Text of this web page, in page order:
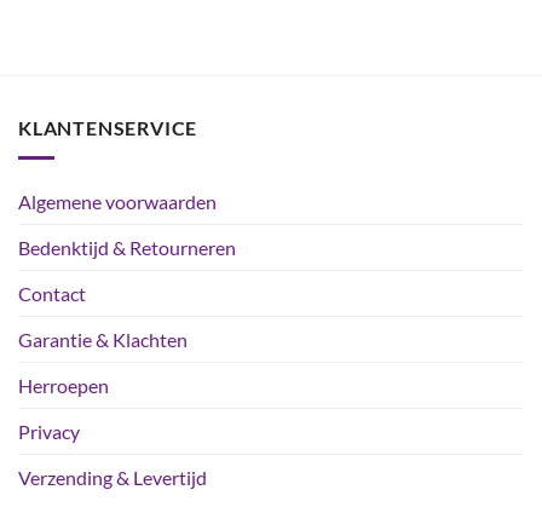
KLANTENSERVICE
Algemene voorwaarden
Bedenktijd & Retourneren
Contact
Garantie & Klachten
Herroepen
Privacy
Verzending & Levertijd